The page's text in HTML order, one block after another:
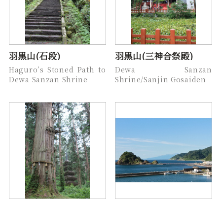
羽黒山(石段)
Haguro’s Stoned Path to
Dewa Sanzan Shrine
羽黒山(三神合祭殿)
Dewa Sanzan
Shrine/Sanjin Gosaiden